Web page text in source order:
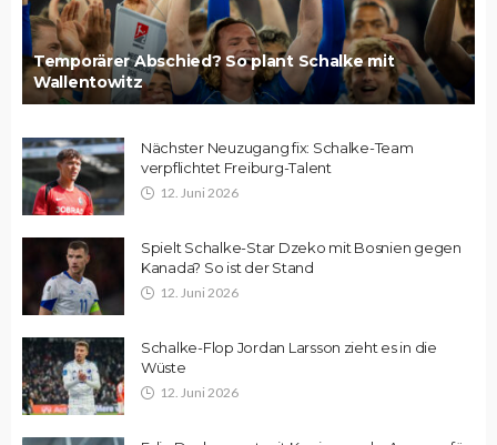
Temporärer Abschied? So plant Schalke mit
Wallentowitz
Nächster Neuzugang fix: Schalke-Team
verpflichtet Freiburg-Talent
12. Juni 2026
Spielt Schalke-Star Dzeko mit Bosnien gegen
Kanada? So ist der Stand
12. Juni 2026
Schalke-Flop Jordan Larsson zieht es in die
Wüste
12. Juni 2026